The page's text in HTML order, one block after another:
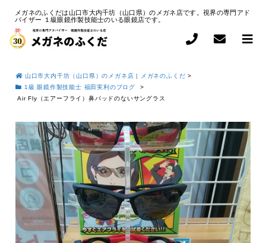
メガネのふくだは山口市大内千坊（山口県）のメガネ店です。視界の専門アド
バイザー １級眼鏡作製技能士のいる眼鏡店です。
山口市大内千坊（山口県）のメガネ店 | メガネのふくだ >
1級 眼鏡作製技能士 福田実利のブログ
>
Air Fly（エアーフライ）鼻パッドのないサングラス